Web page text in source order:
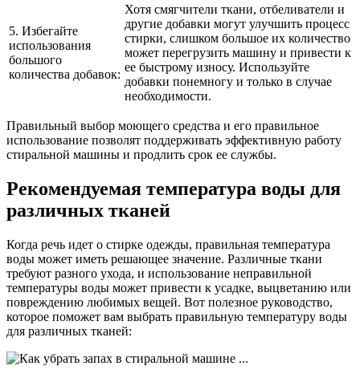
5. Избегайте
использования
большого
количества добавок:
Хотя смягчители ткани, отбеливатели и
другие добавки могут улучшить процесс
стирки, слишком большое их количество
может перегрузить машину и привести к
ее быстрому износу. Используйте
добавки понемногу и только в случае
необходимости.
Правильный выбор моющего средства и его правильное
использование позволят поддерживать эффективную работу
стиральной машины и продлить срок ее службы.
Рекомендуемая температура воды для
различных тканей
Когда речь идет о стирке одежды, правильная температура
воды может иметь решающее значение. Различные ткани
требуют разного ухода, и использование неправильной
температуры воды может привести к усадке, выцветанию или
повреждению любимых вещей. Вот полезное руководство,
которое поможет вам выбрать правильную температуру воды
для различных тканей: